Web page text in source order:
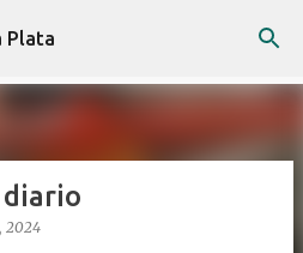
principal
Plata
2024